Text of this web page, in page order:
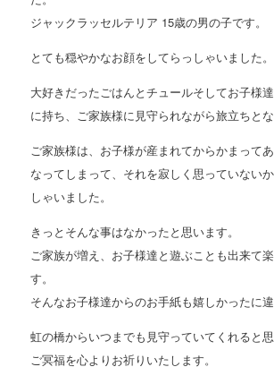
ジャックラッセルテリア 15歳の男の子です。
とても穏やかなお顔をしてらっしゃいました。
大好きだったごはんとチュールそしてお子様
に持ち、ご家族様に見守られながら旅立ちとな
ご家族様は、お子様が産まれてからかまって
なってしまって、それを寂しく思っていない
しゃいました。
きっとそんな事はなかったと思います。
ご家族が増え、お子様達と遊ぶことも出来て
す。
そんなお子様達からのお手紙も嬉しかったに違
虹の橋からいつまでも見守っていてくれると思
ご冥福を心よりお祈りいたします。